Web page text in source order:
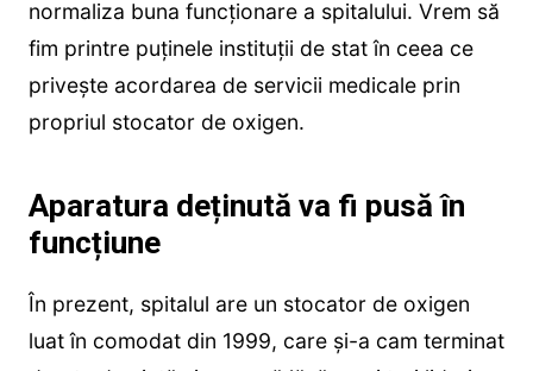
normaliza buna funcționare a spitalului. Vrem să
fim printre puținele instituții de stat în ceea ce
privește acordarea de servicii medicale prin
propriul stocator de oxigen.
Aparatura deținută va fi pusă în
funcțiune
În prezent, spitalul are un stocator de oxigen
luat în comodat din 1999, care și-a cam terminat